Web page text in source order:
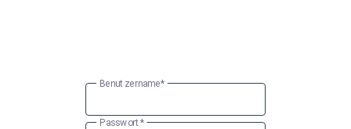
Benutzername
Passwort